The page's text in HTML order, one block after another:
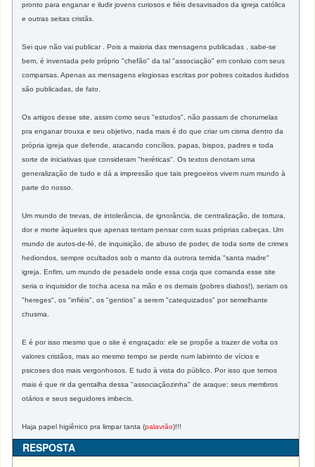
pronto para enganar e iludir jovens curiosos e fiéis desavisados da igreja católica
e outras seitas cristãs.
Sei que não vai publicar . Pois a maioria das mensagens publicadas , sabe-se
bem, é inventada pelo próprio "chefão" da tal "associação" em conluio com seus
comparsas. Apenas as mensagens elogiosas escritas por pobres coitados iludidos
são publicadas, de fato.
Os artigos desse site, assim como seus "estudos", não passam de chorumelas
pra enganar trouxa e seu objetivo, nada mais é do que criar um cisma dentro da
própria igreja que defende, atacando concílios, papas, bispos, padres e toda
sorte de iniciativas que consideram "heréticas". Os textos denotam uma
generalização de tudo e dá a impressão que tais pregoeiros vivem num mundo à
parte do nosso.
Um mundo de trevas, de intolerância, de ignorância, de centralização, de tortura,
dor e morte àqueles que apenas tentam pensar com suas próprias cabeças. Um
mundo de autos-de-fé, de inquisição, de abuso de poder, de toda sorte de crimes
hediondos, sempre ocultados sob o manto da outrora temida "santa madre"
igreja. Enfim, um mundo de pesadelo onde essa corja que comanda esse site
seria o inquisidor de tocha acesa na mão e os demais (pobres diabos!), seriam os
"hereges", os "infiéis", os "gentios" a serem "catequizados" por semelhante
chusma.
E é por isso mesmo que o site é engraçado: ele se propõe a trazer de volta os
valores cristãos, mas ao mesmo tempo se perde num labirinto de vícios e
psicoses dos mais vergonhosos. E tudo à vista do público. Por isso que temos
mais é que rir da gentalha dessa "associaçãozinha" de araque: seus membros
otários e seus seguidores imbecis.
Haja papel higiênico pra limpar tanta (palavrão)!!!
RESPOSTA